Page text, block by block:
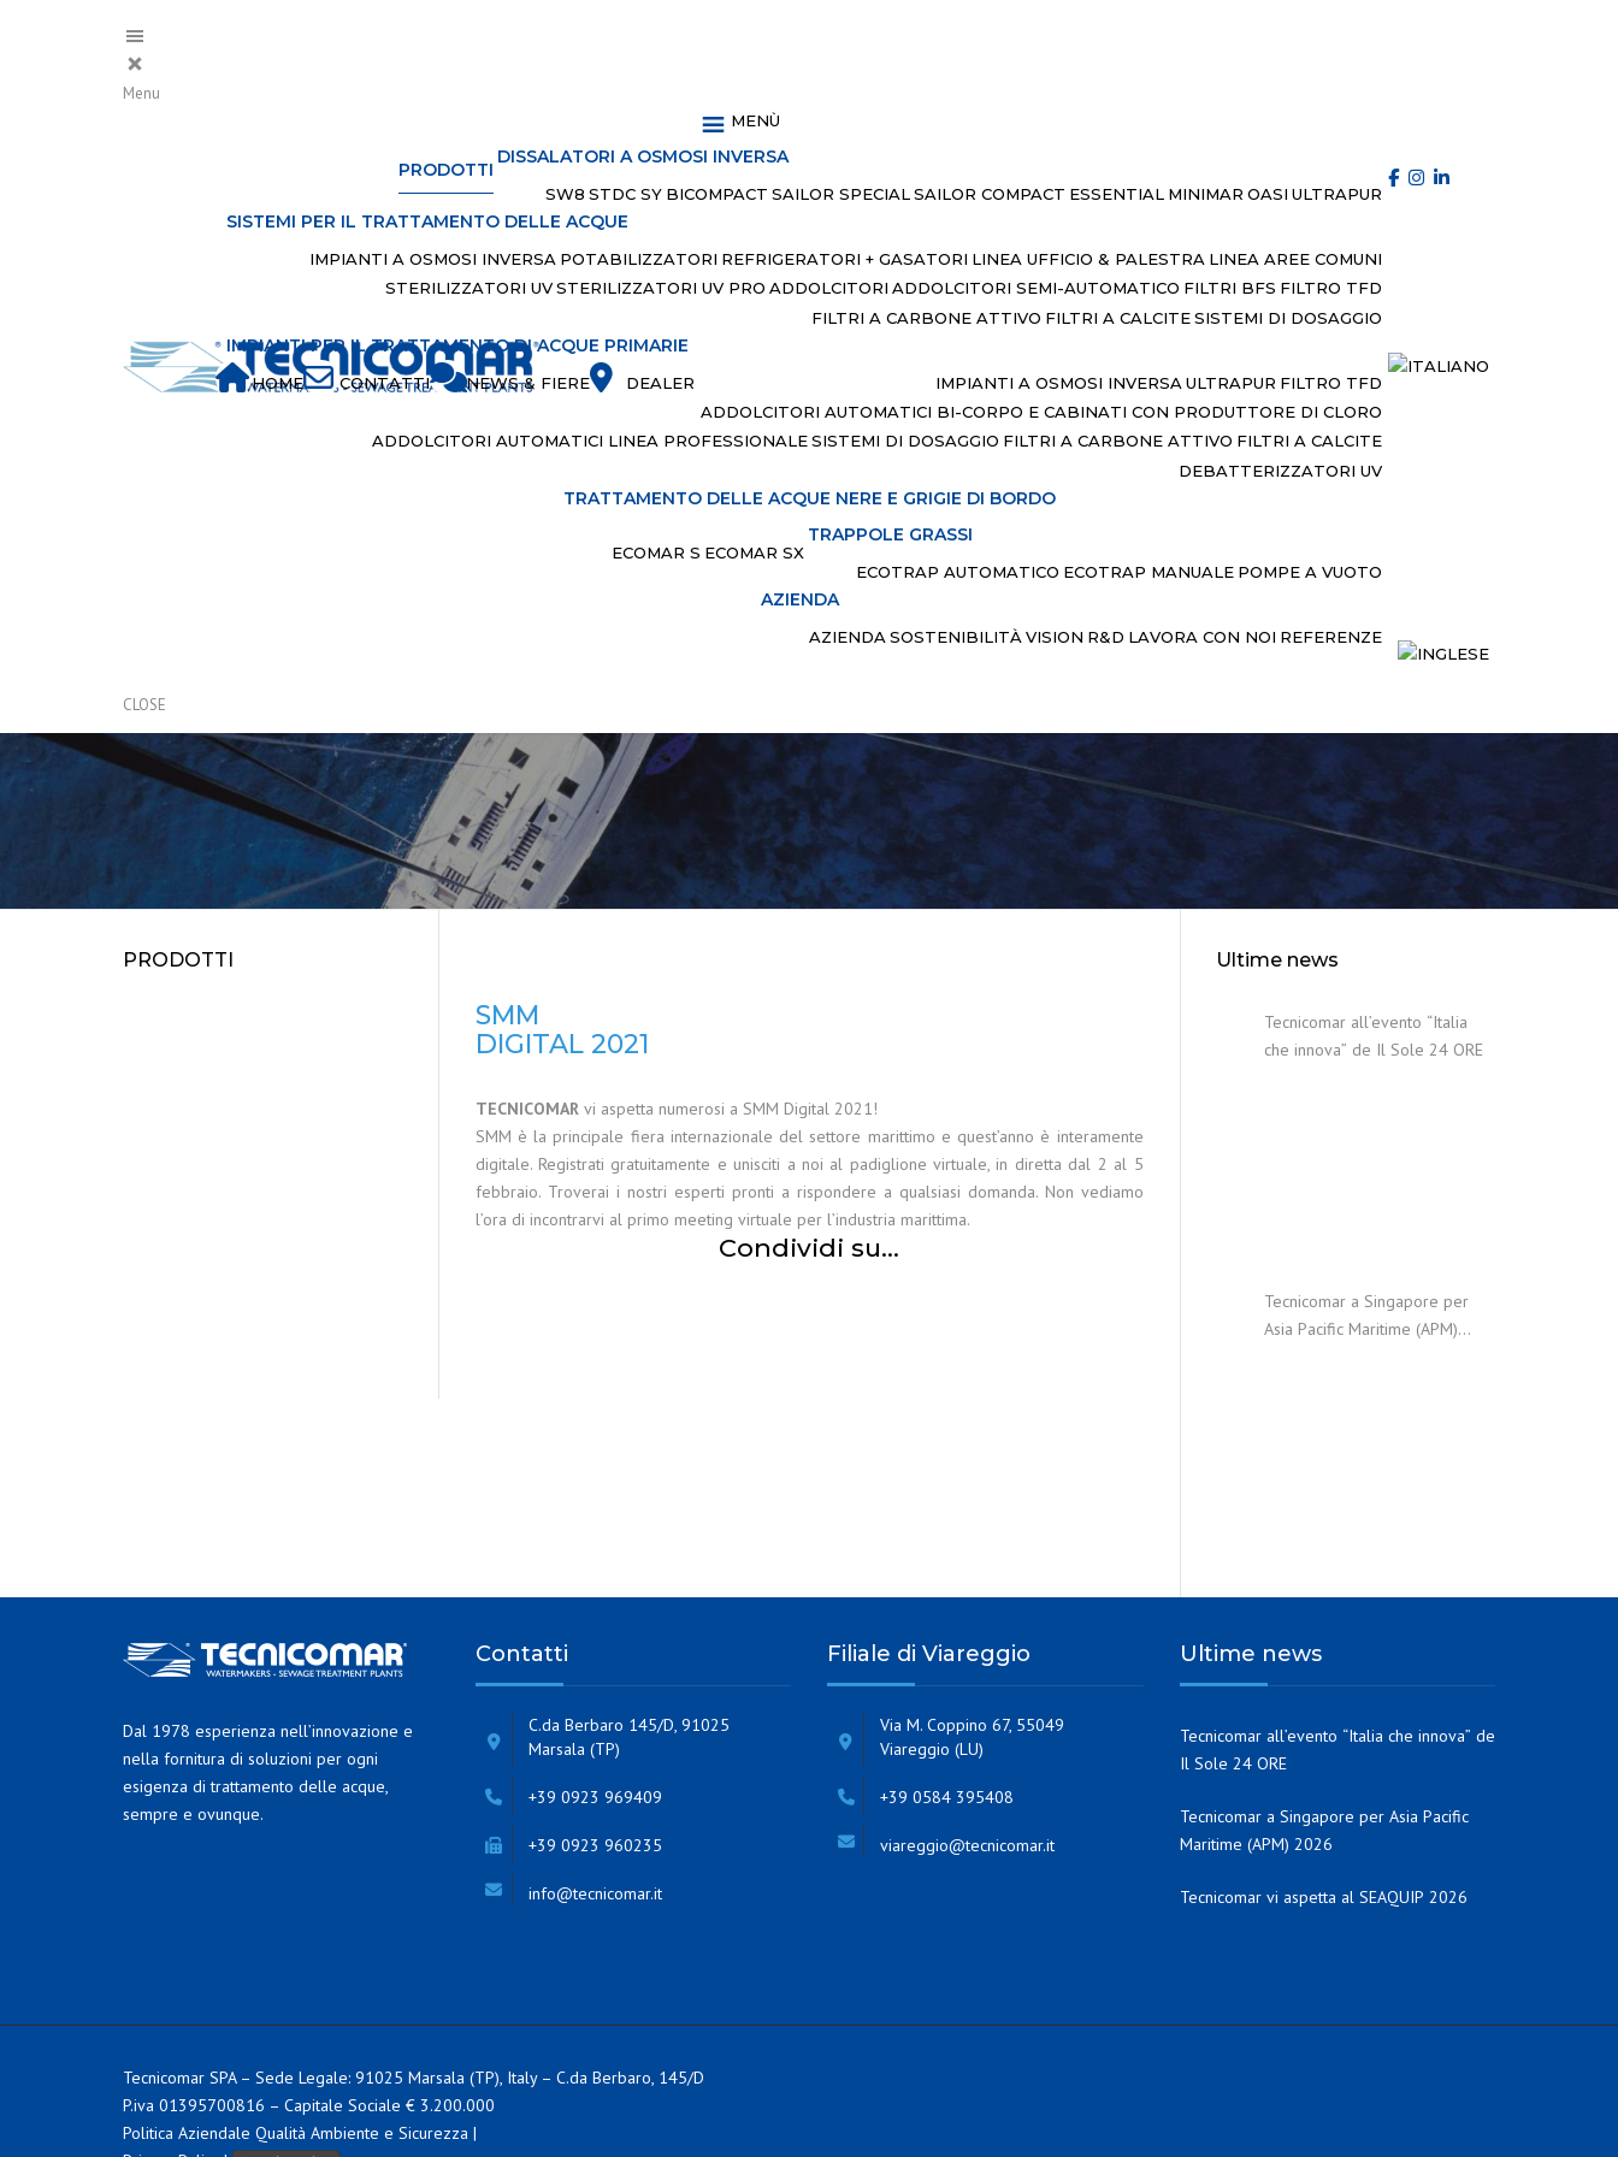
Menu
HOME CONTATTI NEWS & FIERE DEALER
MENÙ
PRODOTTI
DISSALATORI A OSMOSI INVERSA
SW8 STDC SY BICOMPACT SAILOR SPECIALSAILOR COMPACT ESSENTIAL MINIMAR OASI ULTRAPUR
SISTEMI PER IL TRATTAMENTO DELLE ACQUE
IMPIANTI A OSMOSI INVERSA POTABILIZZATORI REFRIGERATORI + GASATORI LINEA UFFICIO & PALESTRA LINEA AREE COMUNI
STERILIZZATORI UVSTERILIZZATORI UV PRO ADDOLCITORI ADDOLCITORI SEMI-AUTOMATICO FILTRI BFS FILTRO TFD
FILTRI A CARBONE ATTIVO FILTRI A CALCITESISTEMI DI DOSAGGIO
IMPIANTI PER IL TRATTAMENTO DI ACQUE PRIMARIE
IMPIANTI A OSMOSI INVERSA ULTRAPUR FILTRO TFD
ADDOLCITORI AUTOMATICI BI-CORPO E CABINATI CON PRODUTTORE DI CLORO
ADDOLCITORI AUTOMATICI LINEA PROFESSIONALESISTEMI DI DOSAGGIO FILTRI A CARBONE ATTIVO FILTRI A CALCITE
DEBATTERIZZATORI UV
TRATTAMENTO DELLE ACQUE NERE E GRIGIE DI BORDO
ECOMAR S ECOMAR SX
TRAPPOLE GRASSI
ECOTRAP AUTOMATICO ECOTRAP MANUALE POMPE A VUOTO
AZIENDA
AZIENDA SOSTENIBILITÀ VISION R&D LAVORA CON NOI REFERENZE
CLOSE
PRODOTTI
SMM
DIGITAL 2021
TECNICOMARvi aspetta numerosi a SMM Digital 2021!
SMM è la principale fiera internazionale del settore marittimo e quest’anno è interamente
digitale. Registrati gratuitamente e unisciti a noi al padiglione virtuale, in diretta dal 2 al 5
febbraio. Troverai i nostri esperti pronti a rispondere a qualsiasi domanda. Non vediamo
l’ora di incontrarvi al primo meeting virtuale per l’industria marittima.
Condividi su...
Ultime news
Tecnicomar all’evento “Italia
che innova” de Il Sole 24 ORE
Tecnicomar a Singapore per
Asia Pacific Maritime (APM)
Dal 1978 esperienza nell’innovazione e
nella fornitura di soluzioni per ogni
esigenza di trattamento delle acque,
sempre e ovunque.
Contatti
C.da Berbaro 145/D, 91025
Marsala (TP)
+39 0923 969409
+39 0923 960235
info@tecnicomar.it
Filiale di Viareggio
Via M. Coppino 67, 55049
Viareggio (LU)
+39 0584 395408
viareggio@tecnicomar.it
Ultime news
Tecnicomar all’evento “Italia che innova” de
Il Sole 24 ORE
Tecnicomar a Singapore per Asia Pacific
Maritime (APM) 2026
Tecnicomar vi aspetta al SEAQUIP 2026
Tecnicomar SPA – Sede Legale: 91025 Marsala (TP), Italy – C.da Berbaro, 145/D
P.iva 01395700816 – Capitale Sociale € 3.200.000
Politica Aziendale Qualità Ambiente e Sicurezza |